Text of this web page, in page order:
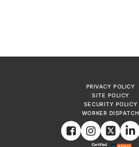
PRIVACY POLICY
SITE POLICY
SECURITY POLICY
WORKER DISPATCH